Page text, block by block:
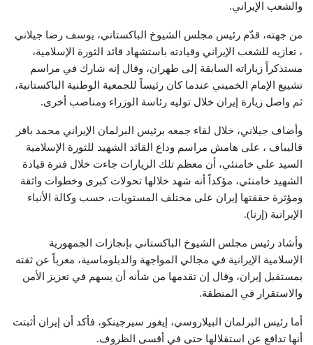
والشعب الإيراني.
من جهته، قدّم رئيس مجلس الشيوخ الباكستاني، يوسف رضا جيلاني
، تعازيه للشعب الإيراني وقيادته باستشهاد قائد الثورة الإسلامية،
مستذكراً زياراته السابقة إلى طهران، وقال إنه شارك في مراسم
تشييع الإمام الخميني عندما كان رئيساً للجمعية الوطنية الباكستانية،
ثم واصل زيارة إيران خلال توليه رئاسة الوزراء ومناصب أخرى.
وأضاف جيلاني، خلال لقاء جمعه برئيس البرلمان الإيراني محمد باقر
قاليباف ، على هامش مراسم وداع القائد الشهيد للثورة الإسلامية
السيد علي خامنئي، أن معظم تلك الزيارات جاءت خلال فترة قيادة
الشهيد خامنئي، مؤكداً أنه شهد خلالها تحولات كبرى وخطوات واثقة
ومؤثرة حققتها إيران على مختلف المستويات، حسب وكالة الأنباء
الإيرانية (إرنا).
وأشاد رئيس مجلس الشيوخ الباكستاني بإنجازات الجمهورية
الإسلامية الإيرانية في مجالي المواجهة والدبلوماسية، معرباً عن ثقته
بمستقبل إيران، وقال إن تقدمها من شأنه أن يسهم في تعزيز الأمن
والاستقرار في المنطقة.
أما رئيس البرلمان البيلاروسي، إيغور سيرجينكو، فأكد أن إيران أثبتت
أنها تدافع عن استقلالها حتى في أقسى الظروف.